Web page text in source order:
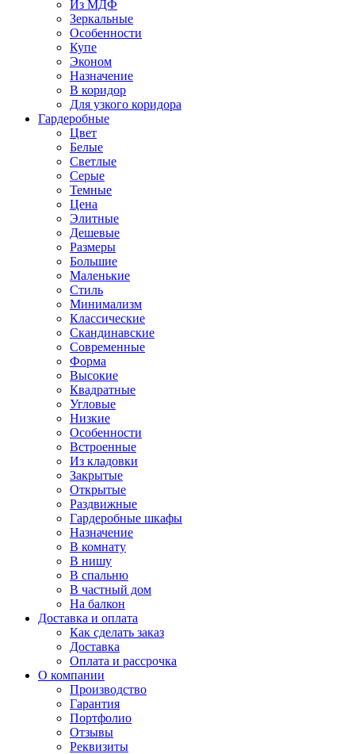
Из МДФ
Зеркальные
Особенности
Купе
Эконом
Назначение
В коридор
Для узкого коридора
Гардеробные
Цвет
Белые
Светлые
Серые
Темные
Цена
Элитные
Дешевые
Размеры
Большие
Маленькие
Стиль
Минимализм
Классические
Скандинавские
Современные
Форма
Высокие
Квадратные
Угловые
Низкие
Особенности
Встроенные
Из кладовки
Закрытые
Открытые
Раздвижные
Гардеробные шкафы
Назначение
В комнату
В нишу
В спальню
В частный дом
На балкон
Доставка и оплата
Как сделать заказ
Доставка
Оплата и рассрочка
О компании
Производство
Гарантия
Портфолио
Отзывы
Реквизиты